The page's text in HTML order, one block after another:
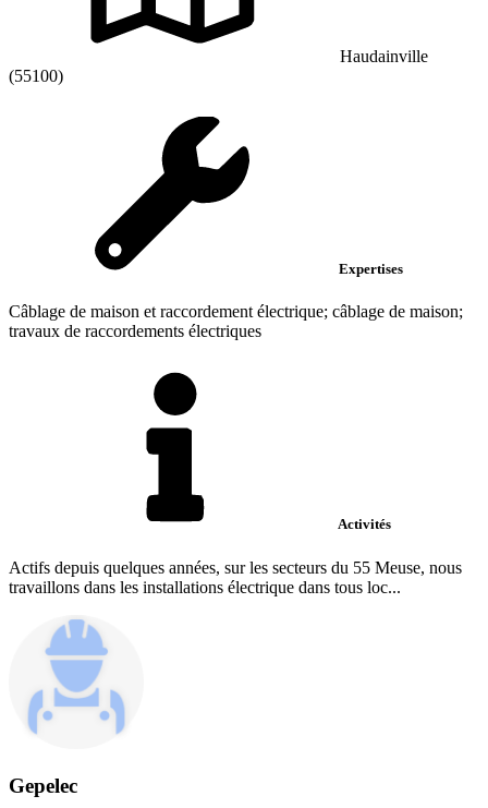
Haudainville
(55100)
Expertises
Câblage de maison et raccordement électrique; câblage de maison;
travaux de raccordements électriques
Activités
Actifs depuis quelques années, sur les secteurs du 55 Meuse, nous
travaillons dans les installations électrique dans tous loc...
Gepelec